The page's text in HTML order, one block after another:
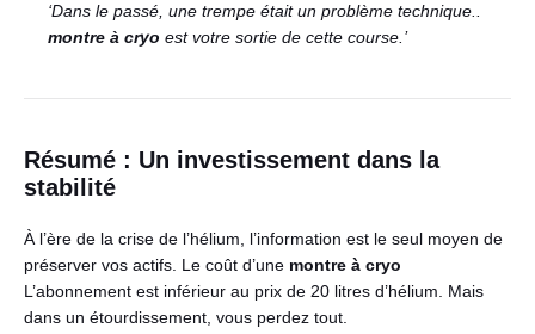
‘Dans le passé, une trempe était un problème technique..
montre à cryo est votre sortie de cette course.’
Résumé : Un investissement dans la
stabilité
À l’ère de la crise de l’hélium, l’information est le seul moyen de
préserver vos actifs. Le coût d’une montre à cryo
L’abonnement est inférieur au prix de 20 litres d’hélium. Mais
dans un étourdissement, vous perdez tout.